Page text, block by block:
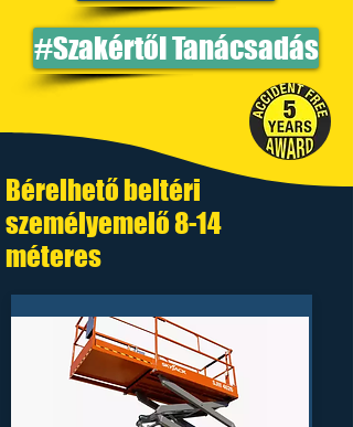
#Szakértői Tanácsadás
Bérelhető beltéri
személyemelő 8-14
méteres